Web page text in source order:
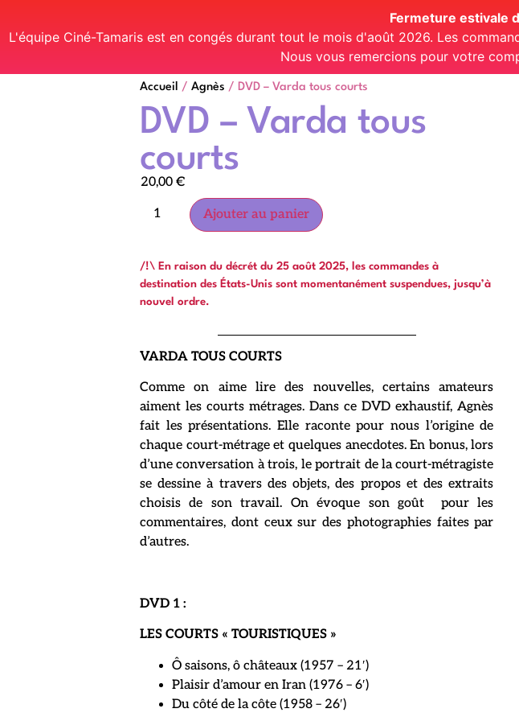
Fermeture estivale
L'équipe Ciné-Tamaris est en congés durant tout le mois d'août 2026. Les
Nous vous remercions pour votre
Accueil / Agnès / DVD – Varda tous courts
DVD – Varda tous
courts
20,00 €
Ajouter au panier
/!\ En raison du décrét du 25 août 2025, les commandes à
destination des États-Unis sont momentanément suspendues, jusqu’à
nouvel ordre.
VARDA TOUS COURTS
Comme on aime lire des nouvelles, certains amateurs
aiment les courts métrages. Dans ce DVD exhaustif, Agnès
fait les présentations. Elle raconte pour nous l’origine de
chaque court-métrage et quelques anecdotes. En bonus, lors
d’une conversation à trois, le portrait de la court-métragiste
se dessine à travers des objets, des propos et des extraits
choisis de son travail. On évoque son goût pour les
commentaires, dont ceux sur des photographies faites par
d’autres.
DVD 1 :
LES COURTS « TOURISTIQUES »
Ô saisons, ô châteaux (1957 – 21′)
Plaisir d’amour en Iran (1976 – 6′)
Du côté de la côte (1958 – 26′)